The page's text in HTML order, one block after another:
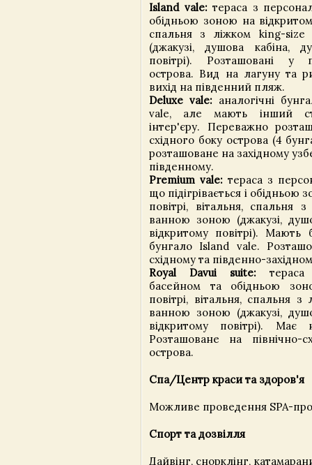
Island vale:тераса з
обідньою зоною на
спальня з ліжком king-
(джакузі, душова кабіна,
повітрі). Розташовані у
острова. Вид на лагуну та
вихід на південний пляж.
Deluxe vale: аналогічні
vale, але мають інший
інтер'єру. Переважно
східного боку острова (4
розташоване на західному
південному.
Premium vale: тераса з
що підігрівається і обідньою
повітрі, вітальня, спальня
ванною зоною (джакузі,
відкритому повітрі).
бунгало Island vale.
східному та південно-
Royal Davui suite: тераса
басейном та обідньою
повітрі, вітальня, спальня
ванною зоною (джакузі,
відкритому повітрі). Має
Розташоване на північно-
острова.
Спа/Центр краси та здоров'я
Можливе проведення SPA-
Спорт та дозвілля
Дайвінг, снорклінг,